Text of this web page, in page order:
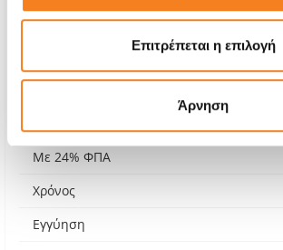
Επιτρέπεται η επιλογή
Άρνηση
Αυθεντική Μπαταρία
Με 24% ΦΠΑ
Χρόνος
Εγγύηση